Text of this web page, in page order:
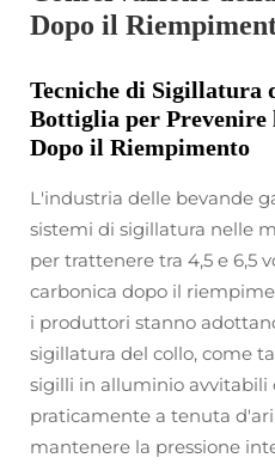
Dopo il
Tecniche di Sigillatura
Bottiglia per Prevenire
Dopo il Riempimento
L'industria delle bevande
sistemi di sigillatura nelle
per trattenere tra 4,5 e 6,5
carbonica dopo il
i produttori stanno
sigillatura del collo, come
sigilli in alluminio avvitabili
praticamente a tenuta
mantenere la pressione